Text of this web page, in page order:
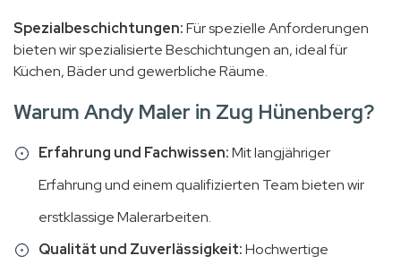
Spezialbeschichtungen:Für spezielle Anforderungen
bieten wir spezialisierte Beschichtungen an, ideal für
Küchen, Bäder und gewerbliche Räume.
Warum Andy Maler in Zug Hünenberg?
Erfahrung und Fachwissen:Mit langjähriger
Erfahrung und einem qualifizierten Team bieten wir
erstklassige Malerarbeiten.
Qualität und Zuverlässigkeit:Hochwertige